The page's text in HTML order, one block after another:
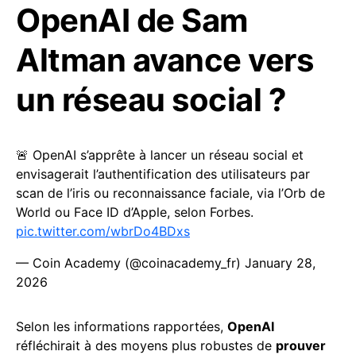
OpenAI de Sam
Altman avance vers
un réseau social ?
🚨 OpenAI s’apprête à lancer un réseau social et
envisagerait l’authentification des utilisateurs par
scan de l’iris ou reconnaissance faciale, via l’Orb de
World ou Face ID d’Apple, selon Forbes.
pic.twitter.com/wbrDo4BDxs
— Coin Academy (@coinacademy_fr) January 28,
2026
Selon les informations rapportées, OpenAI
réfléchirait à des moyens plus robustes de prouver